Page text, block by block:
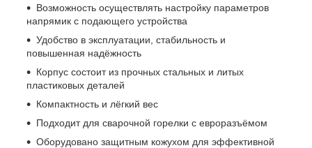
Возможность осуществлять настройку параметров
напрямик с подающего устройства
Удобство в эксплуатации, стабильность и
повышенная надёжность
Корпус состоит из прочных стальных и литых
пластиковых деталей
Компактность и лёгкий вес
Подходит для сварочной горелки с евроразъёмом
Оборудовано защитным кожухом для эффективной